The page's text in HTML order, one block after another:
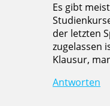
Es gibt
der letzten
zugelassen
Klausur,
Antworten